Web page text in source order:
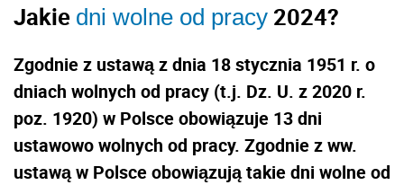
Jakie dni wolne od pracy 2024?
Zgodnie z ustawą z dnia 18 stycznia 1951 r. o
dniach wolnych od pracy (t.j. Dz. U. z 2020 r.
poz. 1920) w Polsce obowiązuje 13 dni
ustawowo wolnych od pracy. Zgodnie z ww.
ustawą w Polsce obowiązują takie dni wolne od